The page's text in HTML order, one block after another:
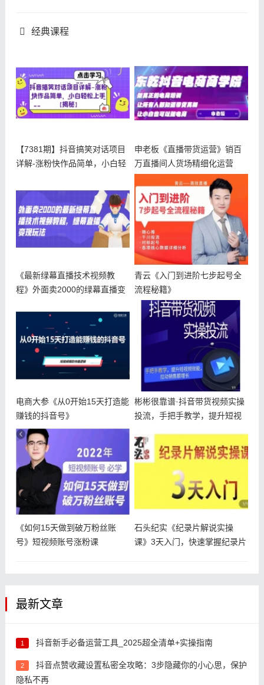
经典课程
【7381期】抖音搞笑对话项目
详解-涨粉快作品简单，小白轻
申老板《直播带货运营》销百
万直播间人货场精细化运营
《最新绿幕直播技术视频教
程》外面卖2000的绿幕直播变
青云《入门到进阶七步起号全
流程秘籍》
电商大参《从0开始15天打造能
赚钱的抖音号》
彬彬很靠谱·抖音带货视频实操
投流，手把手教学，提升短视
《如何15天做到破万粉丝账
号》短视频账号涨粉课
石头纪实《纪录片解说实操
课》3天入门，快速掌握纪录片
最新文章
1 抖音新手必备运营工具_2025超全清单+实操指南
2
抖音点赞收藏设置私密全攻略：3步隐藏你的小心思，保护
隐私不再